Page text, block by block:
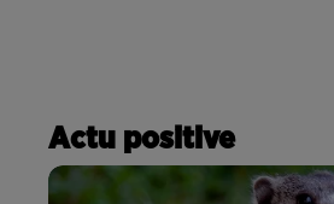
Actu positive